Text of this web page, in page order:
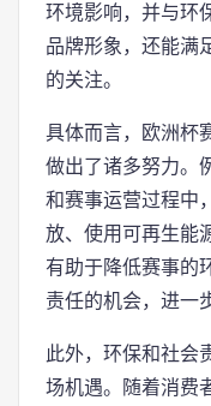
环境影响，并与环
品牌形象，还能满
的关注。
具体而言，欧洲杯
做出了诸多努力。
和赛事运营过程中
放、使用可再生能
有助于降低赛事的
责任的机会，进一
此外，环保和社会
场机遇。随着消费